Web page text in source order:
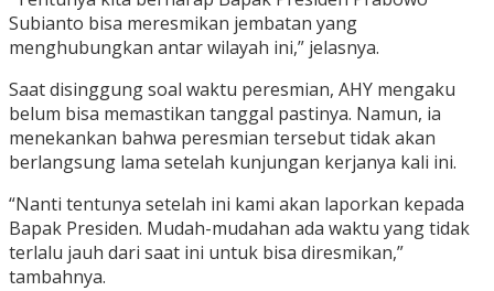
Subianto bisa meresmikan jembatan yang
menghubungkan antar wilayah ini,” jelasnya.
Saat disinggung soal waktu peresmian, AHY mengaku
belum bisa memastikan tanggal pastinya. Namun, ia
menekankan bahwa peresmian tersebut tidak akan
berlangsung lama setelah kunjungan kerjanya kali ini.
“Nanti tentunya setelah ini kami akan laporkan kepada
Bapak Presiden. Mudah-mudahan ada waktu yang tidak
terlalu jauh dari saat ini untuk bisa diresmikan,”
tambahnya.